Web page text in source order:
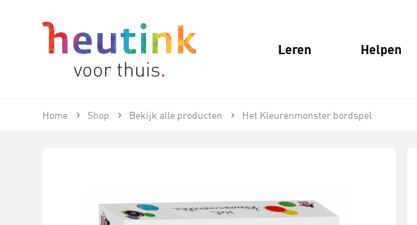
Leren Helpen
Home Shop Bekijk alle producten Het Kleurenmonster bordspel